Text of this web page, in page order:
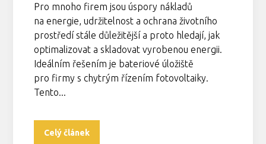
Pro mnoho firem jsou úspory nákladů
na energie, udržitelnost a ochrana životního
prostředí stále důležitější a proto hledají, jak
optimalizovat a skladovat vyrobenou energii.
Ideálním řešením je bateriové úložiště
pro firmy s chytrým řízením fotovoltaiky.
Tento...
Celý článek